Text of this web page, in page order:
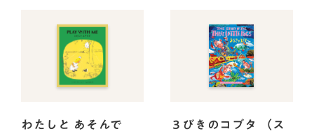
わたしと あそんで
３びきのコブタ （ス